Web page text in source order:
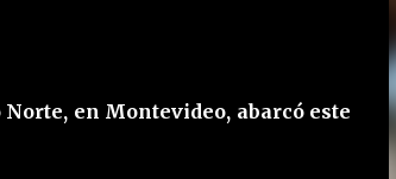
en Montevideo, abarcó este